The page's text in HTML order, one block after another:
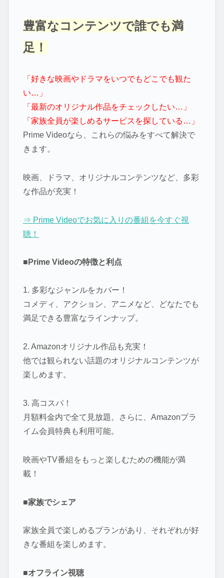
豊富なコンテンツで誰でも満
足！
「好きな映画やドラマをいつでもどこでも観た
い…」
「最新のオリジナル作品をチェックしたい…」
「家族全員が楽しめるサービスを探している…」
Prime Videoなら、これらの悩みをすべて解決で
きます。
映画、ドラマ、オリジナルコンテンツなど、多彩
な作品が充実！
⇒ Prime Videoでお気に入りの番組を今すぐ視
聴！
■Prime Videoの特徴と利点
1. 多彩なジャンルをカバー！
コメディ、アクション、アニメなど、どなたでも
満足できる豊富なラインナップ。
2. Amazonオリジナル作品も充実！
他では観られない話題のオリジナルコンテンツが
楽しめます。
3. 高コスパ！
月額料金内で全て見放題。さらに、Amazonプラ
イム会員特典も利用可能。
映画やTV番組をもっと楽しむための機能が満
載！
■家族でシェア
家族全員で楽しめるプランがあり、それぞれが好
きな番組を楽しめます。
■オフライン視聴